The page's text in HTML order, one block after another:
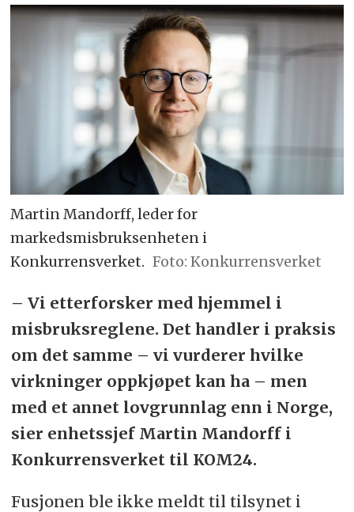
Martin Mandorff, leder for
markedsmisbruksenheten i
Konkurrensverket. Foto: Konkurrensverket
– Vi etterforsker med hjemmel i
misbruksreglene. Det handler i praksis
om det samme – vi vurderer hvilke
virkninger oppkjøpet kan ha – men
med et annet lovgrunnlag enn i Norge,
sier enhetssjef Martin Mandorff i
Konkurrensverket til KOM24.
Fusjonen ble ikke meldt til tilsynet i